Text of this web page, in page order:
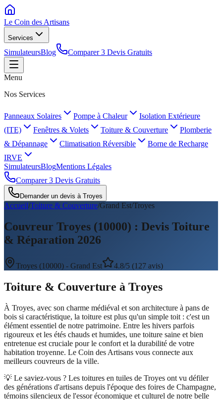
Le Coin des Artisans
Services
SimulateursBlog Comparer 3 Devis Gratuits
Menu
Nos Services
Panneaux Solaires Pompe à Chaleur
Isolation Extérieure
(ITE)
Fenêtres & Volets Toiture & Couverture
Plomberie
& Dépannage
Climatisation Réversible
Borne de Recharge
IRVE
SimulateursBlogMentions Légales
Comparer 3 Devis Gratuits
Demander un devis à Troyes
Accueil/Toiture & Couverture/Grand Est/Troyes
Couvreur Troyes (10000) : Devis Toiture
& Réparation 2026
Troyes (10000) - Grand Est 4.8/5 (127 avis)
Toiture & Couverture à Troyes
À Troyes, avec son charme médiéval et son architecture à pans de
bois si caractéristique, la toiture est plus qu'un simple toit : c'est un
élément essentiel de notre patrimoine. Entre les hivers parfois
rigoureux et les étés chauds et humides, une toiture saine et bien
entretenue est cruciale pour le confort et la durabilité de votre
habitation troyenne. Le Coin des Artisans vous connecte aux
meilleurs couvreurs de la ville.
💡 Le saviez-vous ? Les toitures en tuiles de Troyes ont vu défiler
des générations d'artisans depuis l'époque des foires de Champagne,
témoins silencieux de l'essor économique et culturel de notre belle